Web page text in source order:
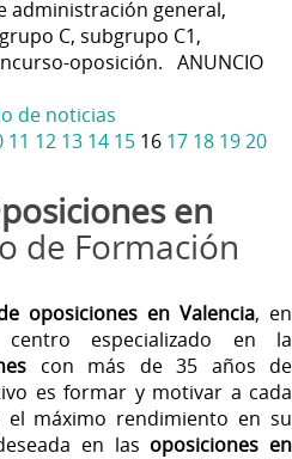
administración general,
C, subgrupo C1,
oposición. ANUNCIO
de noticias
11 12 13 14 15 16 17 18 1920
en
de Formación
oposiciones en Valencia, en
especializado en la
con más de 35 años de
es formar y motivar a cada
máximo rendimiento en su
en las oposiciones en